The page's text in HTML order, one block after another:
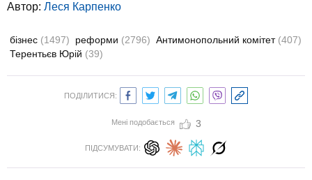
Автор: Леся Карпенко
бізнес (1497) реформи (2796) Антимонопольний комітет (407)
Терентьєв Юрій (39)
ПОДІЛИТИСЯ:
Мені подобається 3
ПІДСУМУВАТИ: